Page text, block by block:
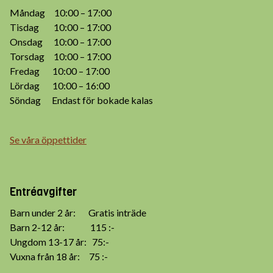
Måndag 10:00 – 17:00
Tisdag 10:00 – 17:00
Onsdag 10:00 – 17:00
Torsdag 10:00 – 17:00
Fredag 10:00 – 17:00
Lördag 10:00 – 16:00
Söndag Endast för bokade kalas
Se våra öppettider
Entréavgifter
Barn under 2 år: Gratis inträde
Barn 2-12 år: 115 :-
Ungdom 13-17 år: 75:-
Vuxna från 18 år: 75 :-